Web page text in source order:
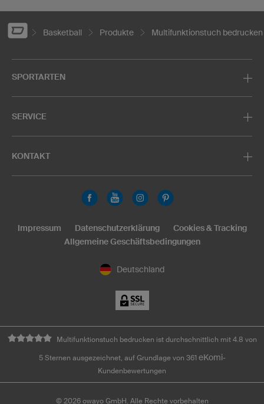
Basketball Produkte Multifunktionstuch bedrucken
SPORTARTEN
SERVICE
KONTAKT
Deutschland
Impressum Datenschutzerklärung
Cookies & Tracking
Allgemeine Geschäftsbedingungen
Multifunktionstuch bedrucken ist durchschnittlich mit 4.8 von
5 Sternen ausgezeichnet, auf Grundlage von 361 eKomi-
Kundenbewertungen
© 2026owayo GmbH. Alle Rechte vorbehalten